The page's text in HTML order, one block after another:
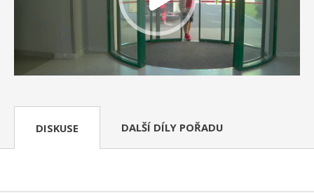
DISKUSE DALŠÍ DÍLY POŘADU